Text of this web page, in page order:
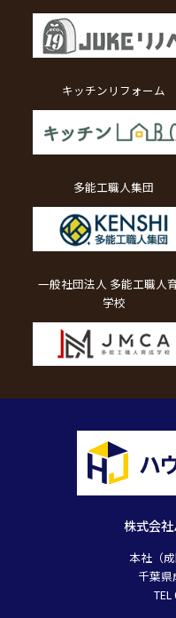
株式会
本社（
千葉県
TEL
キッチンリフォーム
多能工職人集団
一般社団法人 多能工職人
学校